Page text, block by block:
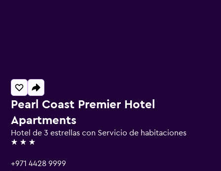
Pearl Coast Premier Hotel
Apartments
Hotel de 3 estrellas con Servicio de habitaciones
3 estrellas
+971 4428 9999